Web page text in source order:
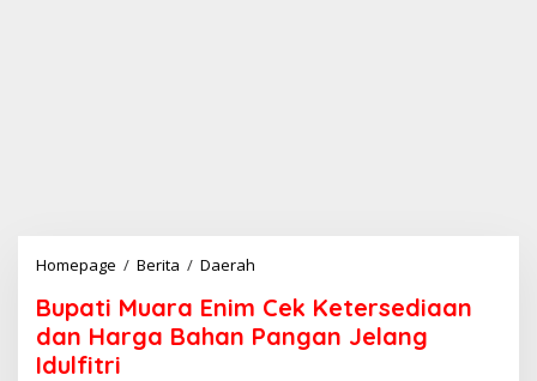
Homepage / Berita / Daerah
p
a
t
Bupati Muara Enim Cek Ketersediaan
dan Harga Bahan Pangan Jelang
Idulfitri